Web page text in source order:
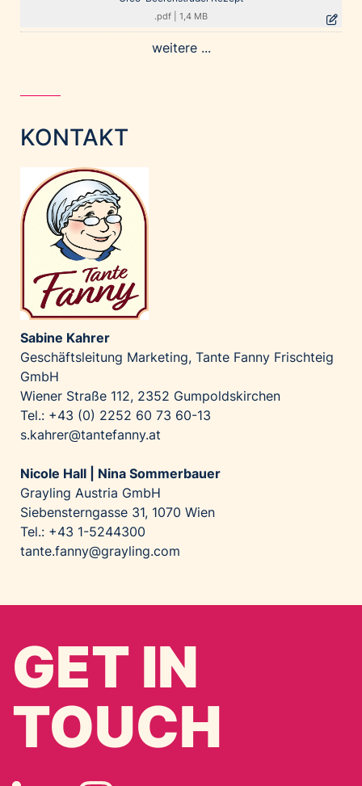
.pdf 1,4 MB
weitere ...
KONTAKT
Sabine Kahrer
Geschäftsleitung Marketing, Tante Fanny Frischteig
GmbH
Wiener Straße 112, 2352 Gumpoldskirchen
Tel.: +43 (0) 2252 60 73 60-13
s.kahrer@tantefanny.at
Nicole Hall | Nina Sommerbauer
Grayling Austria GmbH
Siebensterngasse 31, 1070 Wien
Tel.: +43 1-5244300
tante.fanny@grayling.com
GET IN
TOUCH